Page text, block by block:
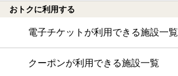
おトクに利用する
電子チケットが利用できる施設一覧
クーポンが利用できる施設一覧